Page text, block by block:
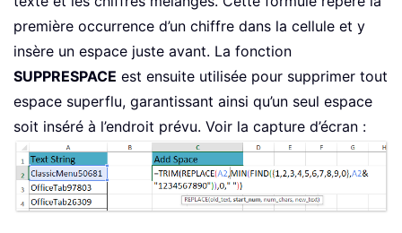
première occurrence d’un chiffre dans la cellule et y
insère un espace juste avant. La fonction
SUPPRESPACE est ensuite utilisée pour supprimer tout
espace superflu, garantissant ainsi qu’un seul espace
soit inséré à l’endroit prévu. Voir la capture d’écran :